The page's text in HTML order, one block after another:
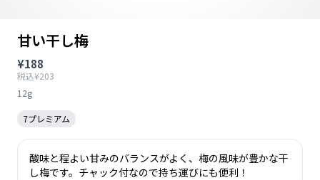
甘い干し梅
¥188
税込¥203
12g
7プレミアム
酸味と程よい甘みのバランスがよく、梅の風味が豊かな干
し梅です。チャック付なので持ち運びにも便利！